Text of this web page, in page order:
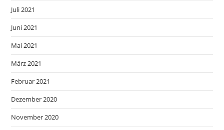
Juli 2021
Juni 2021
Mai 2021
März 2021
Februar 2021
Dezember 2020
November 2020